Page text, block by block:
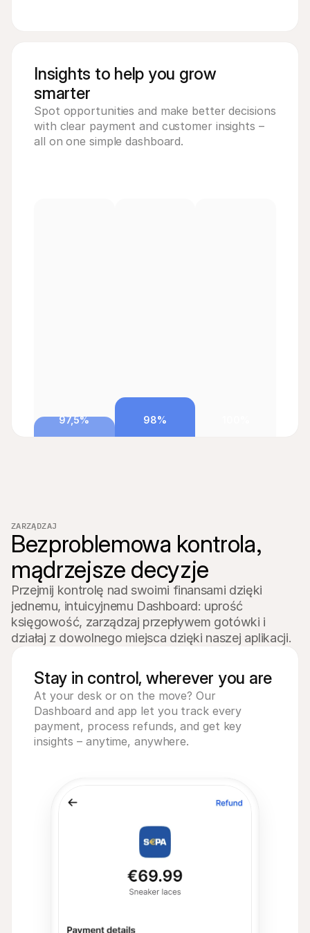
Insights to help you grow
smarter
Spot opportunities and make better decisions
with clear payment and customer insights –
all on one simple dashboard.
97,5% 98%
ZARZĄDZAJ
Bezproblemowa kontrola,
mądrzejsze decyzje
Przejmij kontrolę nad swoimi finansami dzięki
jednemu, intuicyjnemu Dashboard: uprość
księgowość, zarządzaj przepływem gotówki i
działaj z dowolnego miejsca dzięki naszej aplikacji.
Stay in control, wherever you are
At your desk or on the move? Our
Dashboard and app let you track every
payment, process refunds, and get key
insights – anytime, anywhere.